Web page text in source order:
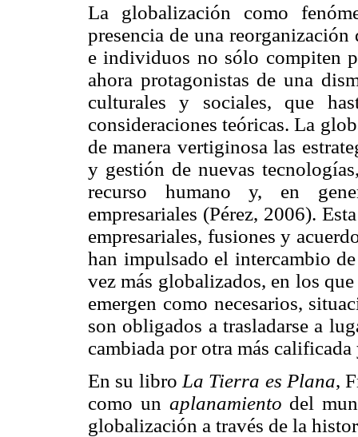
La globalización como
presencia de una reorganización
e individuos no sólo compiten
ahora protagonistas de una
culturales y sociales, que
consideraciones teóricas. La
de manera vertiginosa las
y gestión de nuevas
recurso humano y, en
empresariales (Pérez, 2006).
empresariales, fusiones y
han impulsado el intercambio
vez más globalizados, en los
emergen como necesarios,
son obligados a trasladarse a
cambiada por otra más
En su libro La Tierra es Plana,
como un aplanamiento del
globalización a través de la